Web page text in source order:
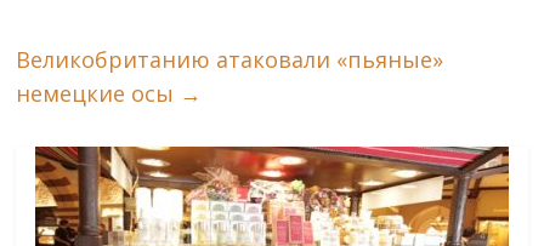
Великобританию атаковали «пьяные»
немецкие осы →